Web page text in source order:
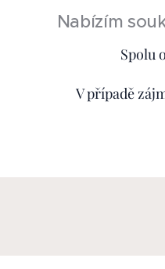
Nabízím
Spolu
V případě